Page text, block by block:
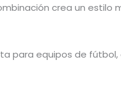
crea un estilo
para equipos de